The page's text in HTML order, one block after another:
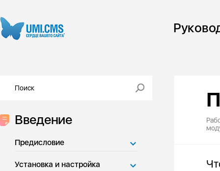
Введение
Предисловие
Установка и настройка